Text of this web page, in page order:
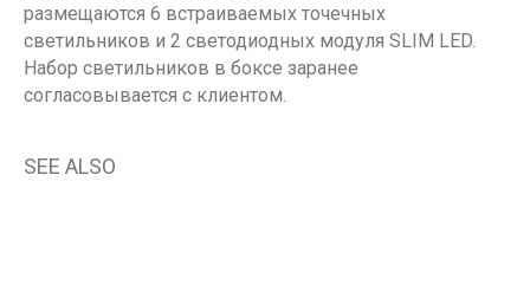
размещаются 6 встраиваемых точечных
светильников и 2 светодиодных модуля SLIM LED.
Набор светильников в боксе заранее
согласовывается с клиентом.
SEE ALSO